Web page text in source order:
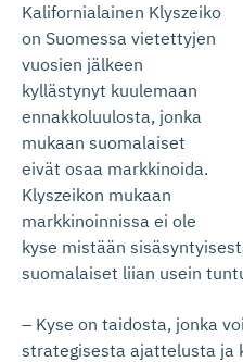
Kalifornialainen Klyszeiko
on Suomessa vietettyjen
vuosien jälkeen
kyllästynyt kuulemaan
ennakkoluulosta, jonka
mukaan suomalaiset
eivät osaa markkinoida.
Klyszeikon mukaan
markkinoinnissa ei ole
kyse mistään
suomalaiset liian usein
– Kyse on taidosta, jonka
strategisesta ajattelusta ja